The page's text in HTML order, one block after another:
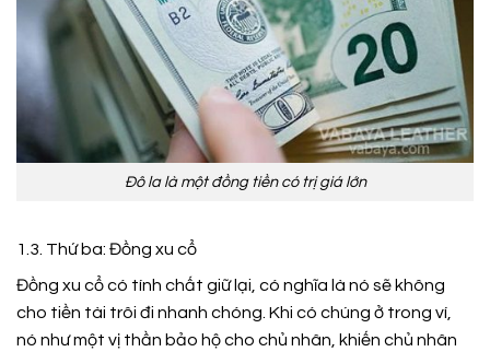
Đô la là một đồng tiền có trị giá lớn
1.3. Thứ ba: Đồng xu cổ
Đồng xu cổ có tính chất giữ lại, có nghĩa là nó sẽ không
cho tiền tài trôi đi nhanh chóng. Khi có chúng ở trong ví,
nó như một vị thần bảo hộ cho chủ nhân, khiến chủ nhân